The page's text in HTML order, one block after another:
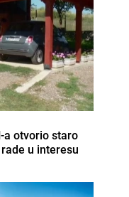
a otvorio staro
u interesu